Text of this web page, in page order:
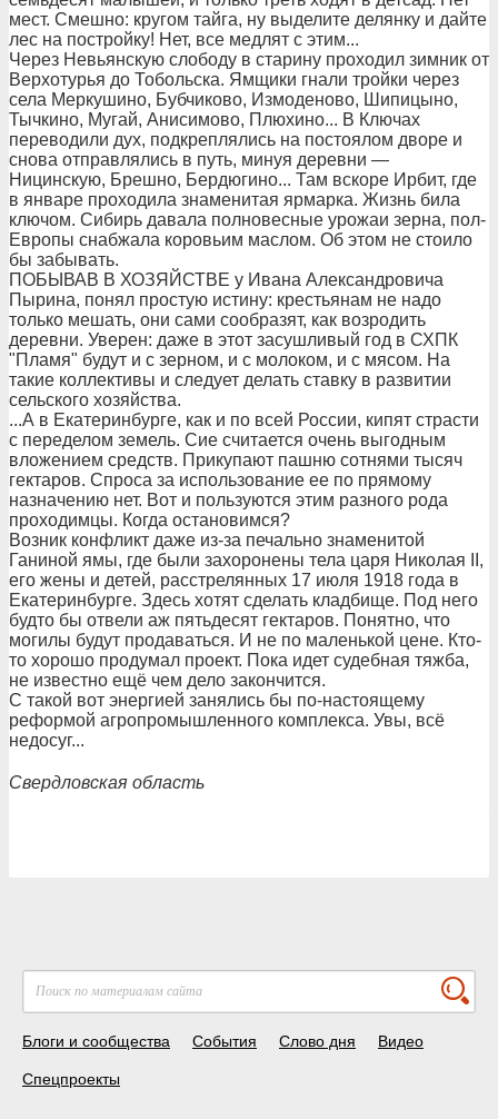
мест. Смешно: кругом тайга, ну выделите делянку и дайте
лес на постройку! Нет, все медлят с этим...
Через Невьянскую слободу в старину проходил зимник от
Верхотурья до Тобольска. Ямщики гнали тройки через
села Меркушино, Бубчиково, Измоденово, Шипицыно,
Тычкино, Мугай, Анисимово, Плюхино... В Ключах
переводили дух, подкреплялись на постоялом дворе и
снова отправлялись в путь, минуя деревни —
Ницинскую, Брешно, Бердюгино... Там вскоре Ирбит, где
в январе проходила знаменитая ярмарка. Жизнь била
ключом. Сибирь давала полновесные урожаи зерна, пол-
Европы снабжала коровьим маслом. Об этом не стоило
бы забывать.
ПОБЫВАВ В ХОЗЯЙСТВЕ у Ивана Александровича
Пырина, понял простую истину: крестьянам не надо
только мешать, они сами сообразят, как возродить
деревни. Уверен: даже в этот засушливый год в СХПК
"Пламя" будут и с зерном, и с молоком, и с мясом. На
такие коллективы и следует делать ставку в развитии
сельского хозяйства.
...А в Екатеринбурге, как и по всей России, кипят страсти
с переделом земель. Сие считается очень выгодным
вложением средств. Прикупают пашню сотнями тысяч
гектаров. Спроса за использование ее по прямому
назначению нет. Вот и пользуются этим разного рода
проходимцы. Когда остановимся?
Возник конфликт даже из-за печально знаменитой
Ганиной ямы, где были захоронены тела царя Николая II,
его жены и детей, расстрелянных 17 июля 1918 года в
Екатеринбурге. Здесь хотят сделать кладбище. Под него
будто бы отвели аж пятьдесят гектаров. Понятно, что
могилы будут продаваться. И не по маленькой цене. Кто-
то хорошо продумал проект. Пока идет судебная тяжба,
не известно ещё чем дело закончится.
С такой вот энергией занялись бы по-настоящему
реформой агропромышленного комплекса. Увы, всё
недосуг...
Свердловская область
Блоги и сообщества События Слово дня Видео
Спецпроекты